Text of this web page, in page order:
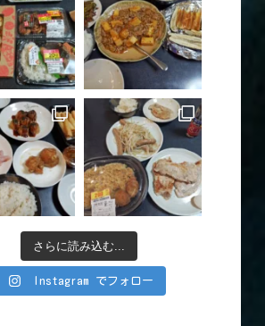
さらに読み込む...
Instagram でフォロー